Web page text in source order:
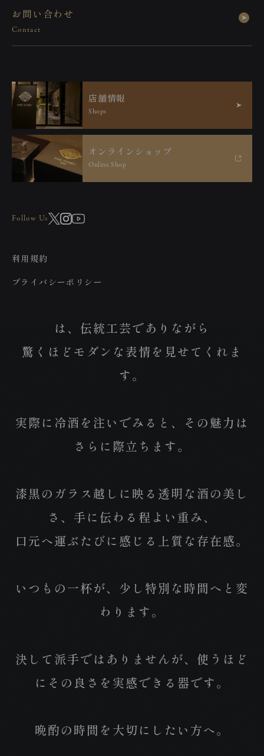
お問い 合わ せ
Contact
店舗情報
Shops
オ ン ラ イ ン シ ョ ッ プ
Online Shop
Follow Us
利用規約
プライバシーポリシー
『漆黒に刻まれた、江
もし日本酒がお好きなら、一度は手に取
っていただきたい冷酒杯です。
太武朗の「江戸切子 黒 三筋格子 冷酒
熟練職人繊細なカットを施した逸品。
は、伝統工芸でありながら
驚くほどモダンな表情を見せてくれま
す。
実際に冷酒を注いでみると、その魅力は
さらに際立ちます。
漆黒のガラス越しに映る透明な酒の美し
さ、手に伝わる程よい重み、
口元へ運ぶたびに感じる上質な存在感。
いつもの一杯が、少し特別な時間へと変
わります。
決して派手ではありませんが、使うほど
にその良さを実感できる器です。
晩酌の時間を大切にしたい方へ。